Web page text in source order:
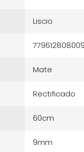
Liscio
Mate
Rectificado
60cm
9mm